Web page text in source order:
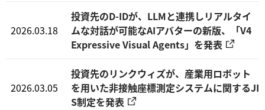
2026.03.18
投資先のD-IDが、LLMと連携しリアルタイ
ムな対話が可能なAIアバターの新版、「V4
Expressive Visual Agents」を発表
2026.03.05
投資先のリンクウィズが、産業用ロボット
を用いた非接触座標測定システムに関するJI
S制定を発表